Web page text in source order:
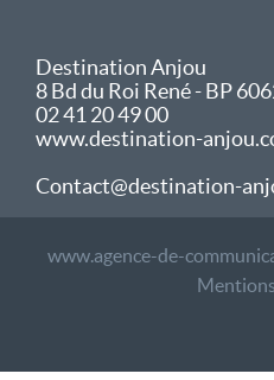
Destination Anjou
8 Bd du Roi René - BP
02 41 20 49 00
www.destination-
Contact@destination-
www.agence-de-